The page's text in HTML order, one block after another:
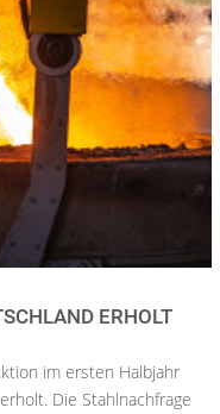
ERHOLT
im ersten Halbjahr
Die Stahlnachfrage